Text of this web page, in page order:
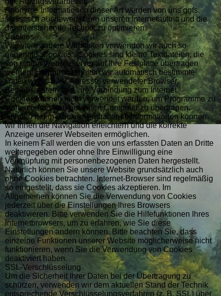
Anonyme Informationen dieser Art werden von uns ggfs.
statistisch ausgewertet, um unseren Internetauftritt und die
dahinterstehende Technik zu optimieren.
Cookies
Wie viele andere Webseiten verwenden wir auch so
genannte „Cookies“. Cookies sind kleine Textdateien, die
von einem Websiteserver auf Ihre Festplatte übertragen
werden. Hierdurch erhalten wir automatisch bestimmte
Daten wie z. B. IP-Adresse, verwendeter Browser,
Betriebssystem und Ihre Verbindung zum Internet.
Cookies können nicht verwendet werden, um Programme zu
starten oder Viren auf einen Computer zu übertragen.
Anhand der in Cookies enthaltenen Informationen können
wir Ihnen die Navigation erleichtern und die korrekte
Anzeige unserer Webseiten ermöglichen.
In keinem Fall werden die von uns erfassten Daten an Dritte
weitergegeben oder ohne Ihre Einwilligung eine
Verknüpfung mit personenbezogenen Daten hergestellt.
Natürlich können Sie unsere Website grundsätzlich auch
ohne Cookies betrachten. Internet-Browser sind regelmäßig
so eingestellt, dass sie Cookies akzeptieren. Im
Allgemeinen können Sie die Verwendung von Cookies
jederzeit über die Einstellungen Ihres Browsers
deaktivieren. Bitte verwenden Sie die Hilfefunktionen Ihres
Internetbrowsers, um zu erfahren, wie Sie diese
Einstellungen ändern können. Bitte beachten Sie, dass
einzelne Funktionen unserer Website möglicherweise nicht
funktionieren, wenn Sie die Verwendung von Cookies
deaktiviert haben.
SSL-Verschlüsselung
Um die Sicherheit Ihrer Daten bei der Übertragung zu
schützen, verwenden wir dem aktuellen Stand der Technik
entsprechende Verschlüsselungsverfahren (z. B. SSL) über